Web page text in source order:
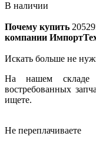
В наличии
Почему купить
компании
Искать больше не
На нашем складе
востребованных
ищете.
Не переплачиваете